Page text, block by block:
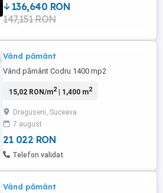
pe hol Aer condiționat Geamuri ...
136,640 RON
147,151 RON
Vând pământ
Vând pământ Codru 1400 mp2
15,02 RON/m2| 1,400 m2
Draguseni, Suceava
7 august
21 022 RON
Telefon validat
Vând pământ